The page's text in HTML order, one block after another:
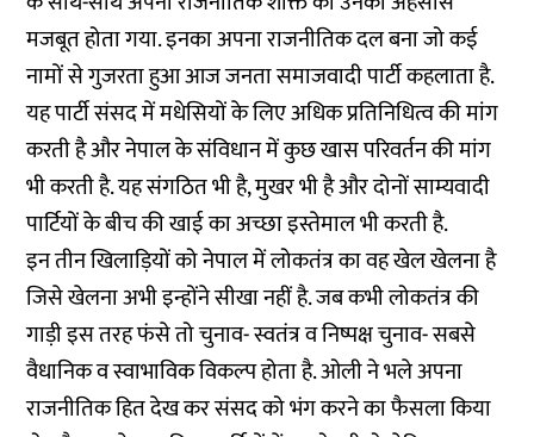
मजबूत होता गया. इनका अपना राजनीतिक दल बना जो कई
नामों से गुजरता हुआ आज जनता समाजवादी पार्टी कहलाता है.
यह पार्टी संसद में मधेसियों के लिए अधिक प्रतिनिधित्व की मांग
करती है और नेपाल के संविधान में कुछ खास परिवर्तन की मांग
भी करती है. यह संगठित भी है, मुखर भी है और दोनों साम्यवादी
पार्टियों के बीच की खाई का अच्छा इस्तेमाल भी करती है.
इन तीन खिलाड़ियों को नेपाल में लोकतंत्र का वह खेल खेलना है
जिसे खेलना अभी इन्होंने सीखा नहीं है. जब कभी लोकतंत्र की
गाड़ी इस तरह फंसे तो चुनाव- स्वतंत्र व निष्पक्ष चुनाव- सबसे
वैधानिक व स्वाभाविक विकल्प होता है. ओली ने भले अपना
राजनीतिक हित देख कर संसद को भंग करने का फैसला किया